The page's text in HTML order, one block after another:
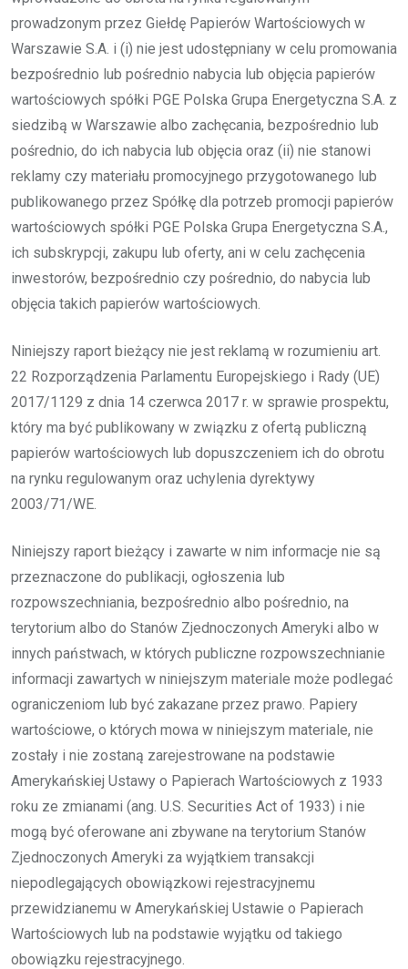
prowadzonym przez Giełdę Papierów Wartościowych w
Warszawie S.A. i (i) nie jest udostępniany w celu promowania
bezpośrednio lub pośrednio nabycia lub objęcia papierów
wartościowych spółki PGE Polska Grupa Energetyczna S.A. z
siedzibą w Warszawie albo zachęcania, bezpośrednio lub
pośrednio, do ich nabycia lub objęcia oraz (ii) nie stanowi
reklamy czy materiału promocyjnego przygotowanego lub
publikowanego przez Spółkę dla potrzeb promocji papierów
wartościowych spółki PGE Polska Grupa Energetyczna S.A.,
ich subskrypcji, zakupu lub oferty, ani w celu zachęcenia
inwestorów, bezpośrednio czy pośrednio, do nabycia lub
objęcia takich papierów wartościowych.
Niniejszy raport bieżący nie jest reklamą w rozumieniu art.
22 Rozporządzenia Parlamentu Europejskiego i Rady (UE)
2017/1129 z dnia 14 czerwca 2017 r. w sprawie prospektu,
który ma być publikowany w związku z ofertą publiczną
papierów wartościowych lub dopuszczeniem ich do obrotu
na rynku regulowanym oraz uchylenia dyrektywy
2003/71/WE.
Niniejszy raport bieżący i zawarte w nim informacje nie są
przeznaczone do publikacji, ogłoszenia lub
rozpowszechniania, bezpośrednio albo pośrednio, na
terytorium albo do Stanów Zjednoczonych Ameryki albo w
innych państwach, w których publiczne rozpowszechnianie
informacji zawartych w niniejszym materiale może podlegać
ograniczeniom lub być zakazane przez prawo. Papiery
wartościowe, o których mowa w niniejszym materiale, nie
zostały i nie zostaną zarejestrowane na podstawie
Amerykańskiej Ustawy o Papierach Wartościowych z 1933
roku ze zmianami (ang. U.S. Securities Act of 1933) i nie
mogą być oferowane ani zbywane na terytorium Stanów
Zjednoczonych Ameryki za wyjątkiem transakcji
niepodlegających obowiązkowi rejestracyjnemu
przewidzianemu w Amerykańskiej Ustawie o Papierach
Wartościowych lub na podstawie wyjątku od takiego
obowiązku rejestracyjnego.